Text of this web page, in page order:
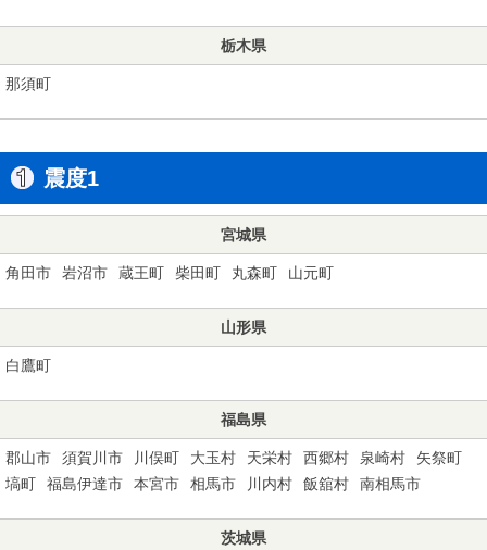
栃木県
那須町
震度1
宮城県
角田市 岩沼市 蔵王町 柴田町 丸森町 山元町
山形県
白鷹町
福島県
郡山市 須賀川市 川俣町 大玉村 天栄村 西郷村 泉崎村
矢祭町
塙町
福島伊達市 本宮市 相馬市 川内村 飯舘村 南相馬市
茨城県